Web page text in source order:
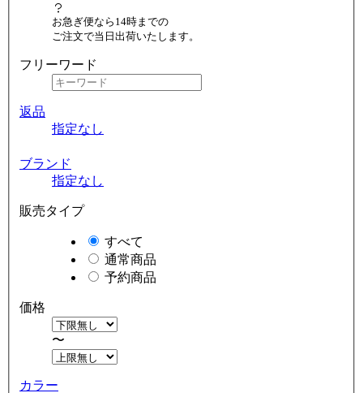
お急ぎ便なら14時までの
ご注文で当日出荷いたします。
フリーワード
返品
指定なし
ブランド
指定なし
販売タイプ
すべて
通常商品
予約商品
価格
〜
カラー